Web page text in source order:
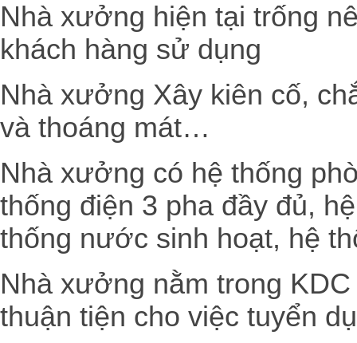
Nhà xưởng hiện tại trống
khách hàng sử dụng
Nhà xưởng Xây kiên cố,
và thoáng mát…
Nhà xưởng có hệ thống
thống điện 3 pha đầy đủ,
thống nước sinh hoạt, hệ
Nhà xưởng nằm trong
thuận tiện cho việc tuyển